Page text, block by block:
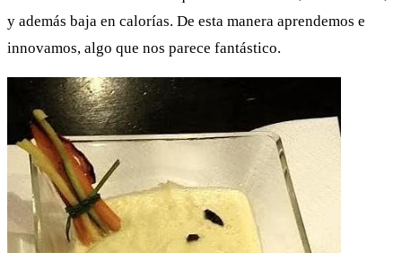
y además baja en calorías. De esta manera aprendemos e
innovamos, algo que nos parece fantástico.